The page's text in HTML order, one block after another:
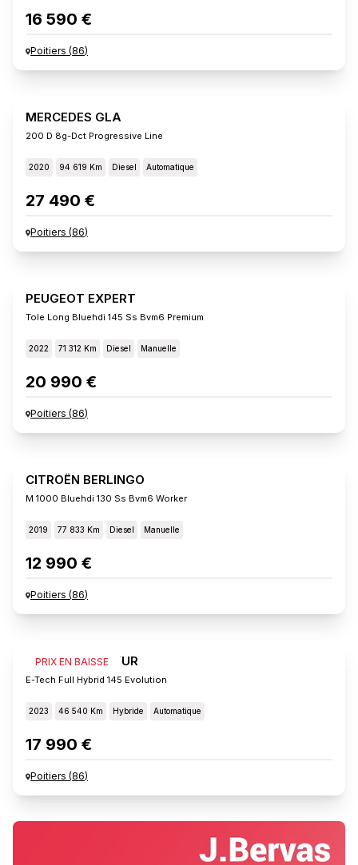
16 590 €
Poitiers (86)
MERCEDES GLA
200 D 8g-Dct Progressive Line
2020 94 619 Km Diesel Automatique
27 490 €
Poitiers (86)
PEUGEOT EXPERT
Tole Long Bluehdi 145 Ss Bvm6 Premium
2022 71 312 Km Diesel Manuelle
20 990 €
Poitiers (86)
CITROËN BERLINGO
M 1000 Bluehdi 130 Ss Bvm6 Worker
2019 77 833 Km Diesel Manuelle
12 990 €
Poitiers (86)
PRIX EN BAISSE
RENAULT CAPTUR
E-Tech Full Hybrid 145 Evolution
2023 46 540 Km Hybride Automatique
17 990 €
Poitiers (86)